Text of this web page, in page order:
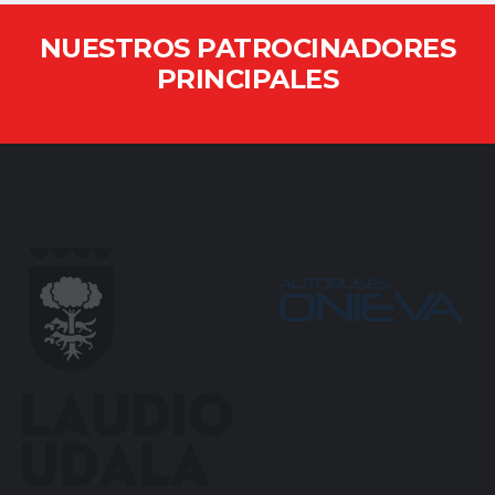
NUESTROS PATROCINADORES
PRINCIPALES